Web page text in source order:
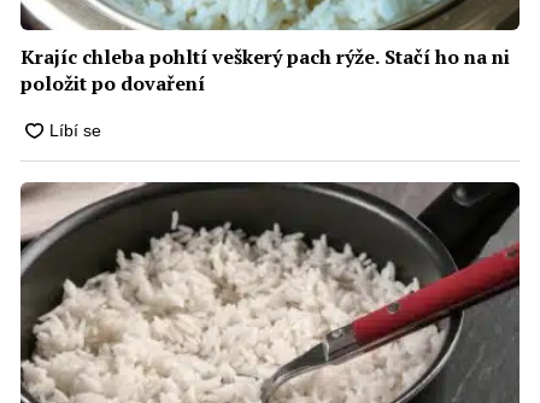
Krajíc chleba pohltí veškerý pach rýže. Stačí ho na ni
položit po dovaření